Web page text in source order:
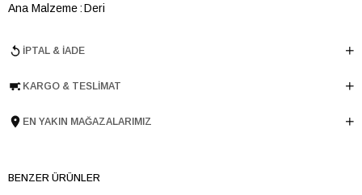
Ana Malzeme Deri
Topuk Boyu 1 cm
Tema Luxury
İPTAL & İADE
KARGO & TESLIMAT
EN YAKIN MAĞAZALARIMIZ
BENZER ÜRÜNLER